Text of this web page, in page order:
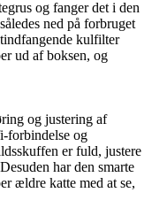
og fanger det i den
ned på forbruget
kulfilter
ud af boksen, og
og justering af
forbindelse og
er fuld, justere
har den smarte
ældre katte med at se,